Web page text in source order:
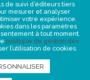
de suivi d’éditeurs tiers
mesurer et analyser
votre expérience.
dans les paramètres
à tout moment.
politique de gestion des
l’utilisation de cookies.